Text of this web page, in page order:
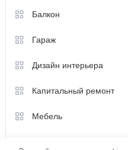
Балкон
Гараж
Дизайн интерьера
Капитальный ремонт
Мебель